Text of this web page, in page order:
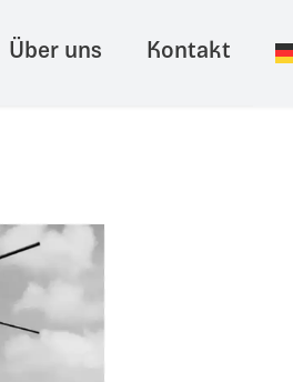
Über uns Kontakt